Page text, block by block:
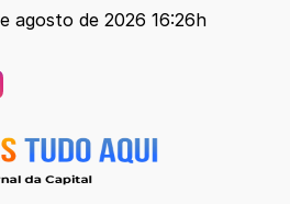
agosto de 2026 16:26h